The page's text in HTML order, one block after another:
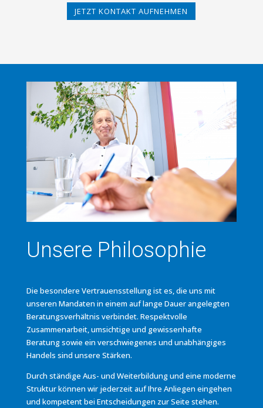
JETZT KONTAKT AUFNEHMEN
Unsere Philosophie
Die besondere Vertrauensstellung ist es, die uns mit
unseren Mandaten in einem auf lange Dauer angelegten
Beratungsverhältnis verbindet. Respektvolle
Zusammenarbeit, umsichtige und gewissenhafte
Beratung sowie ein verschwiegenes und unabhängiges
Handels sind unsere Stärken.
Durch ständige Aus- und Weiterbildung und eine moderne
Struktur können wir jederzeit auf Ihre Anliegen eingehen
und kompetent bei Entscheidungen zur Seite stehen.